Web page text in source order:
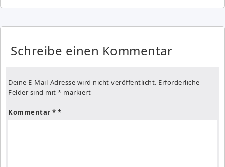
Schreibe einen Kommentar
Deine E-Mail-Adresse wird nicht veröffentlicht. Erforderliche
Felder sind mit * markiert
Kommentar *